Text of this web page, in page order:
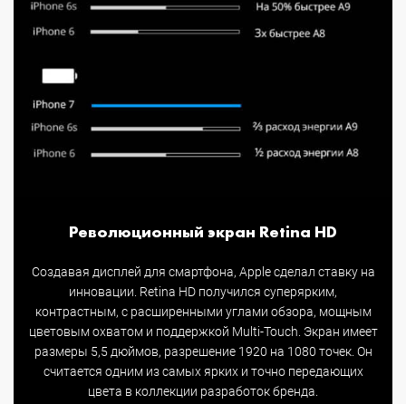
Революционный экран Retina HD
Создавая дисплей для смартфона, Apple сделал ставку на
инновации. Retina HD получился суперярким,
контрастным, с расширенными углами обзора, мощным
цветовым охватом и поддержкой Multi-Touch. Экран имеет
размеры 5,5 дюймов, разрешение 1920 на 1080 точек. Он
считается одним из самых ярких и точно передающих
цвета в коллекции разработок бренда.